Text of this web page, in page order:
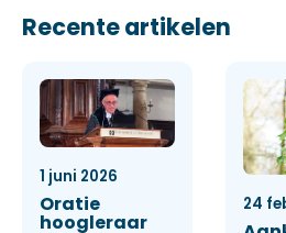
Recente artikelen
1 juni 2026
Oratie
hoogleraar
24